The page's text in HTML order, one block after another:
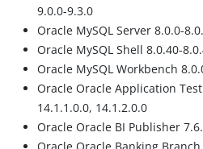
9.0.0-9.3.0
Oracle MySQL Server 8.0.0-
Oracle MySQL Shell 8.0.40-
Oracle MySQL Workbench
Oracle Oracle Application
14.1.1.0.0, 14.1.2.0.0
Oracle Oracle BI Publisher